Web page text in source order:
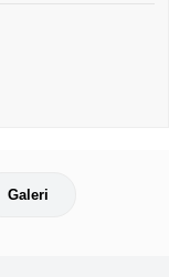
Galeri